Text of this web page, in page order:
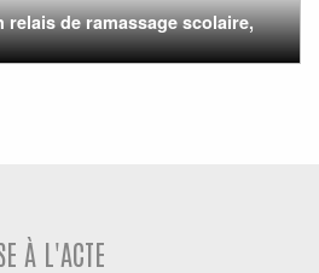
relais de ramassage scolaire,
À L'ACTE